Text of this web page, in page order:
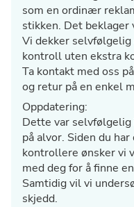
som en ordinær
stikken. Det beklager
Vi dekker
kontroll uten ekstra
Ta kontakt med oss
og retur på en enkel
Oppdatering:
Dette var
på alvor. Siden du
kontrollere ønsker vi
med deg for å finne
Samtidig vil vi
skjedd.